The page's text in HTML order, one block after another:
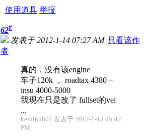
使用道具 举报
62#
发表于 2012-1-14 07:27 AM |只看该作
者
真的，没有该engine
车子120k ， roadtax 4380 +
insu 4000-5000
我现在只是改了 fullset的vei
...
kelvin5807 发表于 2012-1-13 05:42
PM